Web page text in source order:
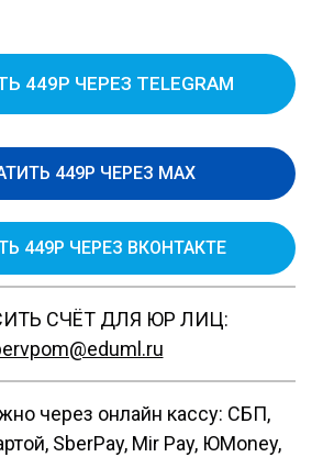
449Р ЧЕРЕЗ TELEGRAM
449Р ЧЕРЕЗ MAX
449Р ЧЕРЕЗ ВКОНТАКТЕ
СЧЁТ ДЛЯ ЮР ЛИЦ:
через онлайн кассу: СБП,
SberPay, Mir Pay, ЮMoney,